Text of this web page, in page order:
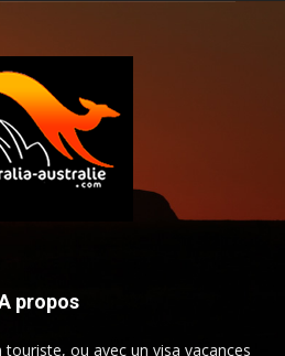
propos
ou avec un visa vacances